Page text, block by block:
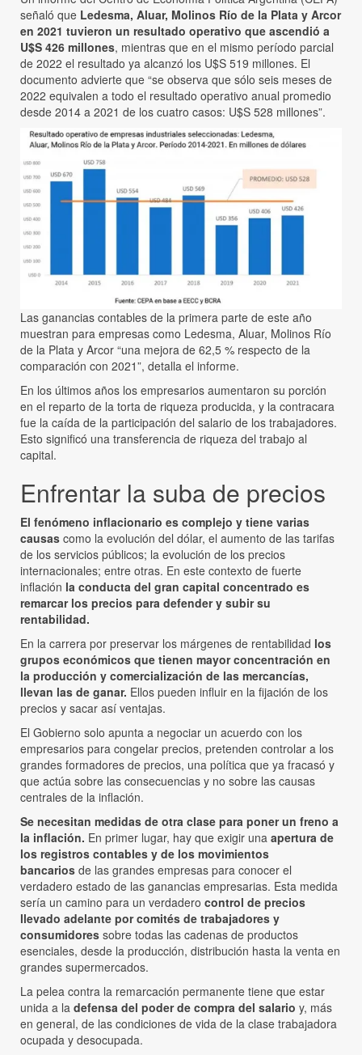
señaló que Ledesma, Aluar, Molinos Río de la Plata y Arcor
en 2021 tuvieron un resultado operativo que ascendió a
U$S 426 millones, mientras que en el mismo período parcial
de 2022 el resultado ya alcanzó los U$S 519 millones. El
documento advierte que “se observa que sólo seis meses de
2022 equivalen a todo el resultado operativo anual promedio
desde 2014 a 2021 de los cuatro casos: U$S 528 millones”.
Las ganancias contables de la primera parte de este año
muestran para empresas como Ledesma, Aluar, Molinos Río
de la Plata y Arcor “una mejora de 62,5 % respecto de la
comparación con 2021”, detalla el informe.
En los últimos años los empresarios aumentaron su porción
en el reparto de la torta de riqueza producida, y la contracara
fue la caída de la participación del salario de los trabajadores.
Esto significó una transferencia de riqueza del trabajo al
capital.
Enfrentar la suba de precios
El fenómeno inflacionario es complejo y tiene varias
causas como la evolución del dólar, el aumento de las tarifas
de los servicios públicos; la evolución de los precios
internacionales; entre otras. En este contexto de fuerte
inflación la conducta del gran capital concentrado es
remarcar los precios para defender y subir su
rentabilidad.
En la carrera por preservar los márgenes de rentabilidad los
grupos económicos que tienen mayor concentración en
la producción y comercialización de las mercancías,
llevan las de ganar. Ellos pueden influir en la fijación de los
precios y sacar así ventajas.
El Gobierno solo apunta a negociar un acuerdo con los
empresarios para congelar precios, pretenden controlar a los
grandes formadores de precios, una política que ya fracasó y
que actúa sobre las consecuencias y no sobre las causas
centrales de la inflación.
Se necesitan medidas de otra clase para poner un freno a
la inflación. En primer lugar, hay que exigir una apertura de
los registros contables y de los movimientos
bancarios de las grandes empresas para conocer el
verdadero estado de las ganancias empresarias. Esta medida
sería un camino para un verdadero control de precios
llevado adelante por comités de trabajadores y
consumidores sobre todas las cadenas de productos
esenciales, desde la producción, distribución hasta la venta en
grandes supermercados.
La pelea contra la remarcación permanente tiene que estar
unida a la defensa del poder de compra del salario y, más
en general, de las condiciones de vida de la clase trabajadora
ocupada y desocupada.